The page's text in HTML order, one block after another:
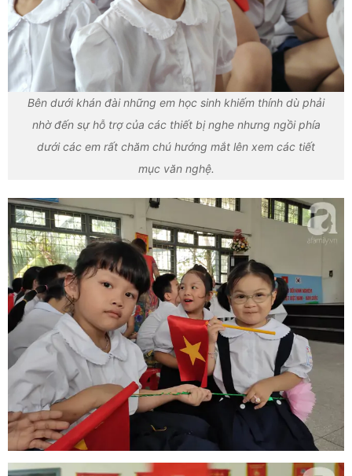
Bên dưới khán đài những em học sinh khiếm thính dù phải
nhờ đến sự hỗ trợ của các thiết bị nghe nhưng ngồi phía
dưới các em rất chăm chú hướng mắt lên xem các tiết
mục văn nghệ.